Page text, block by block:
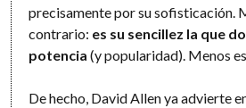
precisamente por su sofisticación.
contrario: es su sencillez la que
potencia (y popularidad). Menos es
De hecho, David Allen ya advierte